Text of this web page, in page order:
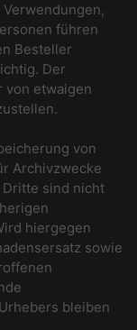
führen
Besteller
Der
von etwaigen
von
Archivzwecke
sind nicht
hiergegen
sowie
bleiben